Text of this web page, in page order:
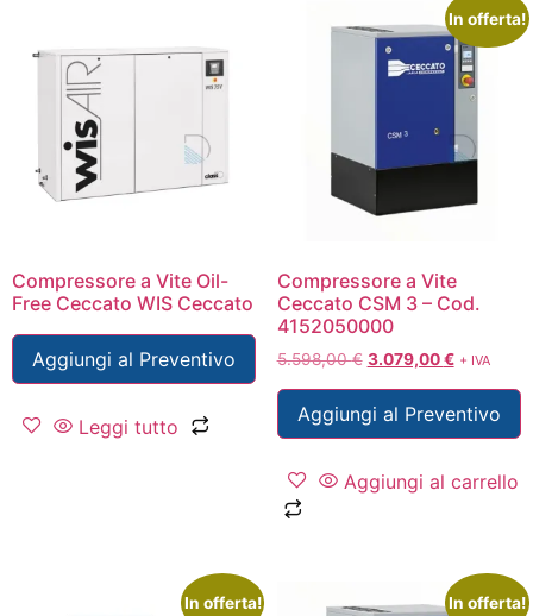
Compressore a Vite Oil-
Free Ceccato WIS Ceccato
Aggiungi al Preventivo
Leggi tutto
In offerta!
Compressore a Vite
Ceccato CSM 3 – Cod.
4152050000
5.598,00€ 3.079,00€ + IVA
Aggiungi al Preventivo
Aggiungi al carrello
In offerta! In offerta!